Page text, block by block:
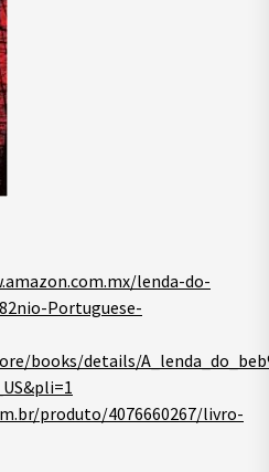
lenda-do-
Portuguese-
books/details/
produto/4076660267/livro-